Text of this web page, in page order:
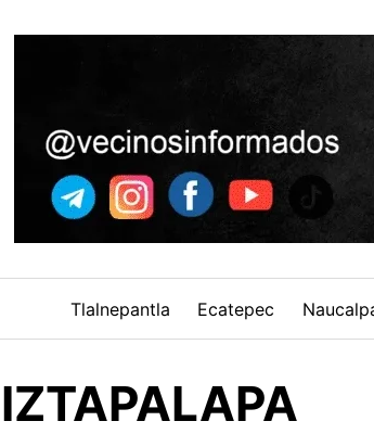
Tlalnepantla Ecatepec
IZTAPALAPA